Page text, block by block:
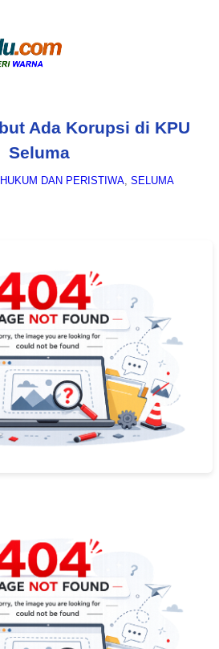
Ada Korupsi di KPU
Seluma
HUKUM DAN PERISTIWA, SELUMA